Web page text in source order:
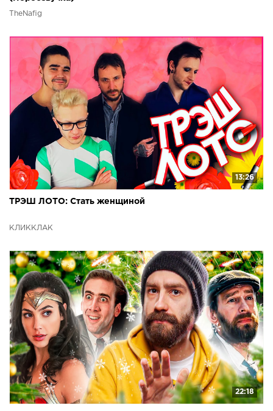
TheNafig
13:26
ТРЭШ ЛОТО: Стать женщиной
КЛИККЛАК
22:18